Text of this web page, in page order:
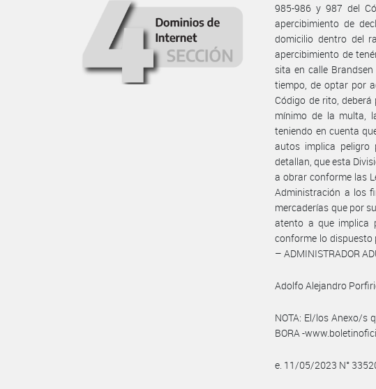
985-986 y 987 del
apercibimiento de
domicilio dentro del
apercibimiento de
sita en calle
tiempo, de optar por
Código de rito,
mínimo de la multa,
teniendo en cuenta
autos implica peligro
detallan, que esta
a obrar conforme las
Administración a los
mercaderías que por
atento a que implica
conforme lo dispuesto
– ADMINISTRADOR
Adolfo Alejandro
NOTA: El/los Anexo/s
BORA -
e. 11/05/2023 N°